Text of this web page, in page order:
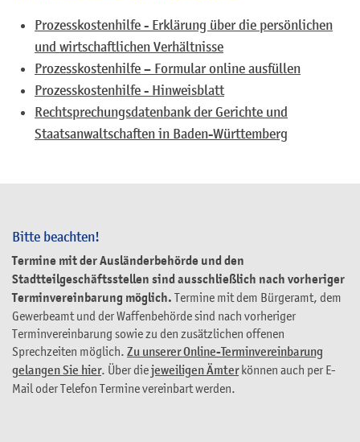
Bitte beachten!
Termine mit der Ausländerbehörde und den
Stadtteilgeschäftsstellen sind ausschließlich nach vorheriger
Terminvereinbarung möglich. Termine mit dem Bürgeramt, dem
Gewerbeamt und der Waffenbehörde sind nach vorheriger
Terminvereinbarung sowie zu den zusätzlichen offenen
Sprechzeiten möglich. Zu unserer Online-Terminvereinbarung
gelangen Sie hier. Über diejeweiligen Ämterkönnen auch per E-
Mail oder Telefon Termine vereinbart werden.
Prozesskostenhilfe - Erklärung über die persönlichen
und wirtschaftlichen Verhältnisse
Prozesskosten­hilfe – Formular online ausfüllen
Prozesskostenhilfe - Hinweisblatt
Rechtsprechungsdatenbank der Gerichte und
Staatsanwaltschaften in Baden-Württemberg